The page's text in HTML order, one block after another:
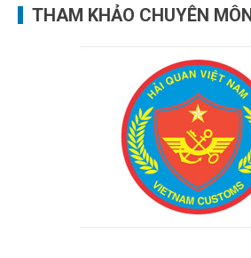
THAM KHẢO CHUYÊN MÔN